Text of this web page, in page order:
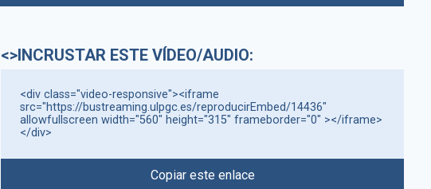
<>INCRUSTAR ESTE VÍDEO/AUDIO:
<div class="video-responsive"><iframe
src="https://bustreaming.ulpgc.es/reproducirEmbed/14436"
allowfullscreen width="560" height="315" frameborder="0" ></iframe>
</div>
Copiar este enlace